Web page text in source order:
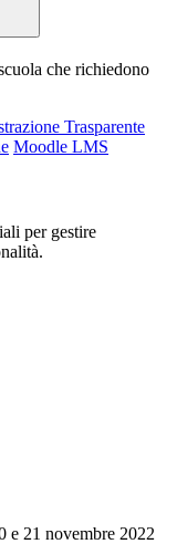
che richiedono
Trasparente
Moodle LMS
per gestire
e 21 novembre 2022